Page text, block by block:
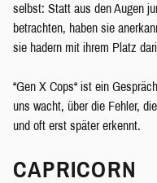
selbst: Statt aus den Augen
betrachten, haben sie
sie hadern mit ihrem Platz
“Gen X Cops“ ist ein
uns wacht, über die Fehler,
und oft erst später erkennt.
CAPRICORN